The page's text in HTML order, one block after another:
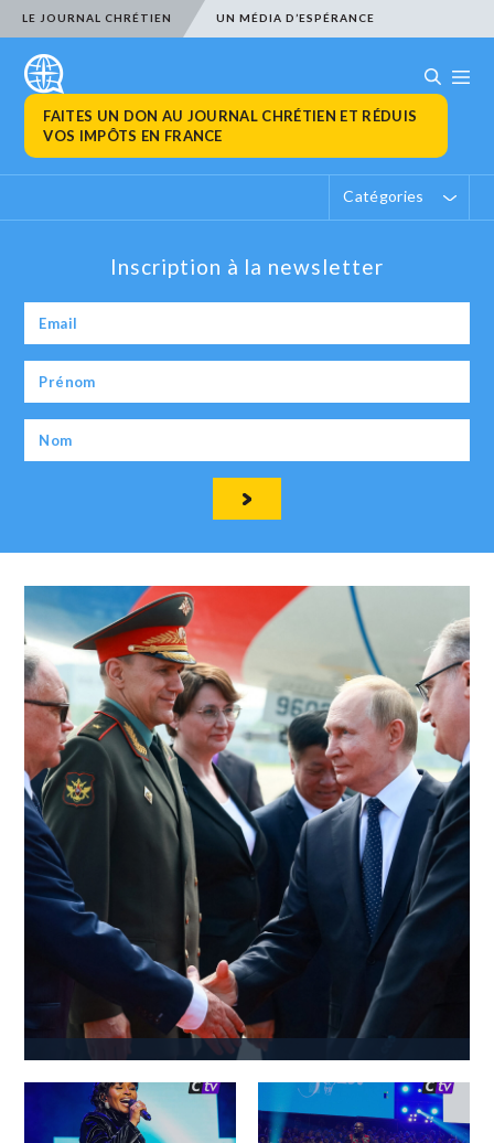
LE JOURNAL CHRÉTIEN UN MÉDIA D’ESPÉRANCE
FAITES UN DON AU JOURNAL CHRÉTIEN ET RÉDUIS
VOS IMPÔTS EN FRANCE
Catégories
Inscription à la newsletter